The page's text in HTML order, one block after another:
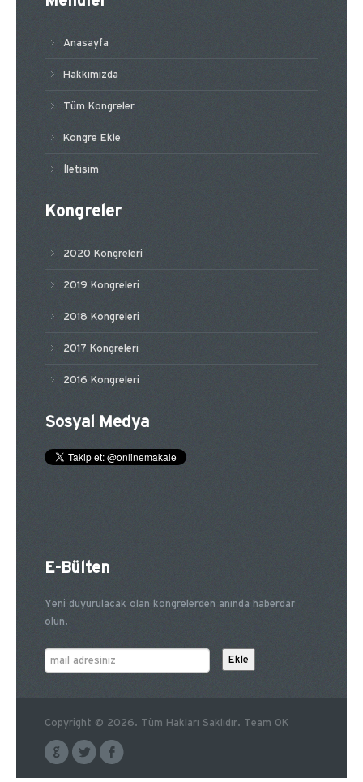
Anasayfa
Hakkımızda
Tüm Kongreler
Kongre Ekle
İletişim
Kongreler
2020 Kongreleri
2019 Kongreleri
2018 Kongreleri
2017 Kongreleri
2016 Kongreleri
Sosyal Medya
E-Bülten
Yeni duyurulacak olan kongrelerden anında haberdar
olun.
Copyright © 2026. Tüm Hakları Saklıdır. Team OK